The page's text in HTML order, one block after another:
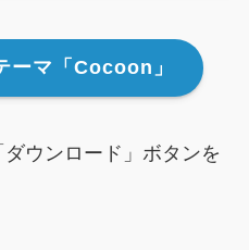
マ「Cocoon」
ウンロード」ボタンを